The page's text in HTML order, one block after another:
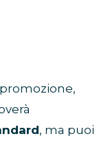
, ma puoi